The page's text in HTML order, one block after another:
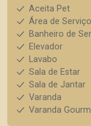
Aceita Pet
Área de Serviço
Banheiro de
Elevador
Lavabo
Sala de Estar
Sala de Jantar
Varanda
Varanda